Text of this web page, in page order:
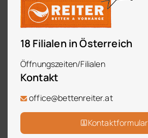
18 Filialen in Österreich
Öffnungszeiten/Filialen
Kontakt
office@bettenreiter.at
Kontaktformular